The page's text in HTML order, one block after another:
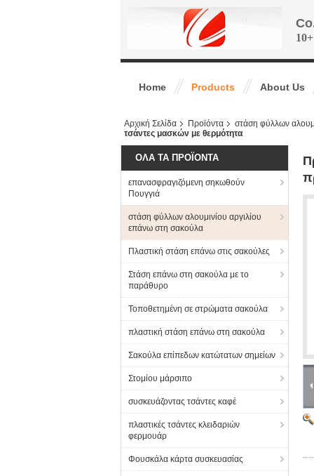
Home Products About Us
Αρχική Σελίδα Προϊόντα
στάση φύλλων
τσάντες μασκών με θερμότητα
ΌΛΑ ΤΑ ΠΡΟΪΌΝΤΑ
επανασφραγιζόμενη σηκωθούν
Πουγγιά
στάση φύλλων αλουμινίου αργιλίου
επάνω στη σακούλα
Πλαστική στάση επάνω στις σακούλες
Στάση επάνω στη σακούλα με το
παράθυρο
Τοποθετημένη σε στρώματα σακούλα
πλαστική στάση επάνω στη σακούλα
Σακούλα επίπεδων κατώτατων σημείων
Στομίου μάρσιπο
συσκευάζοντας τσάντες καφέ
πλαστικές τσάντες κλειδαριών
φερμουάρ
Φουσκάλα κάρτα συσκευασίας